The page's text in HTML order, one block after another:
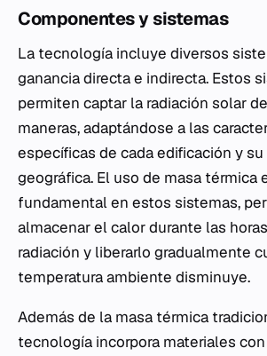
Componentes y sistemas
La tecnología incluye diversos
ganancia directa e indirecta. Estos
permiten captar la radiación solar
maneras, adaptándose a las
específicas de cada edificación y
geográfica. El uso de masa térmica
fundamental en estos sistemas,
almacenar el calor durante las
radiación y liberarlo gradualmente
temperatura ambiente disminuye.
Además de la masa térmica
tecnología incorpora materiales